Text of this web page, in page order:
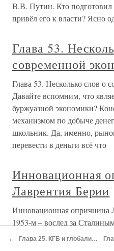
В.В. Путин. Кто подготовил
привёл его к власти? Ясно
Глава 53.
современной
Глава 53. Несколько слов о
Давайте вспомним, что
буржуазной экономики?
механизмом по добыче
школьник. Да, именно,
перевести в деньги всё что
Инновационная
Лаврентия Берии
Инновационная опричнина
1953-м – вослед за
Берия? Не потому ли, что
← Глава 25. КГБ и глобализация